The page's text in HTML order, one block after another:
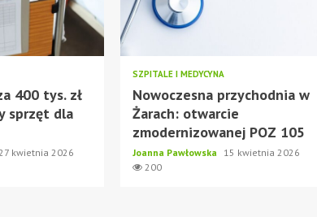
400 tys. zł
sprzęt dla
27 kwietnia 2026
SZPITALE I MEDYCYNA
Nowoczesna przychodnia w
Żarach: otwarcie
zmodernizowanej POZ 105
Joanna Pawłowska
15 kwietnia 2026
200